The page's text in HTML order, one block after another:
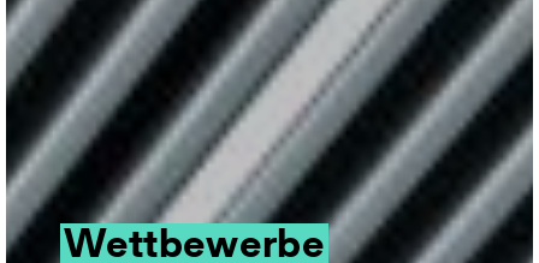
Wettbewerbe